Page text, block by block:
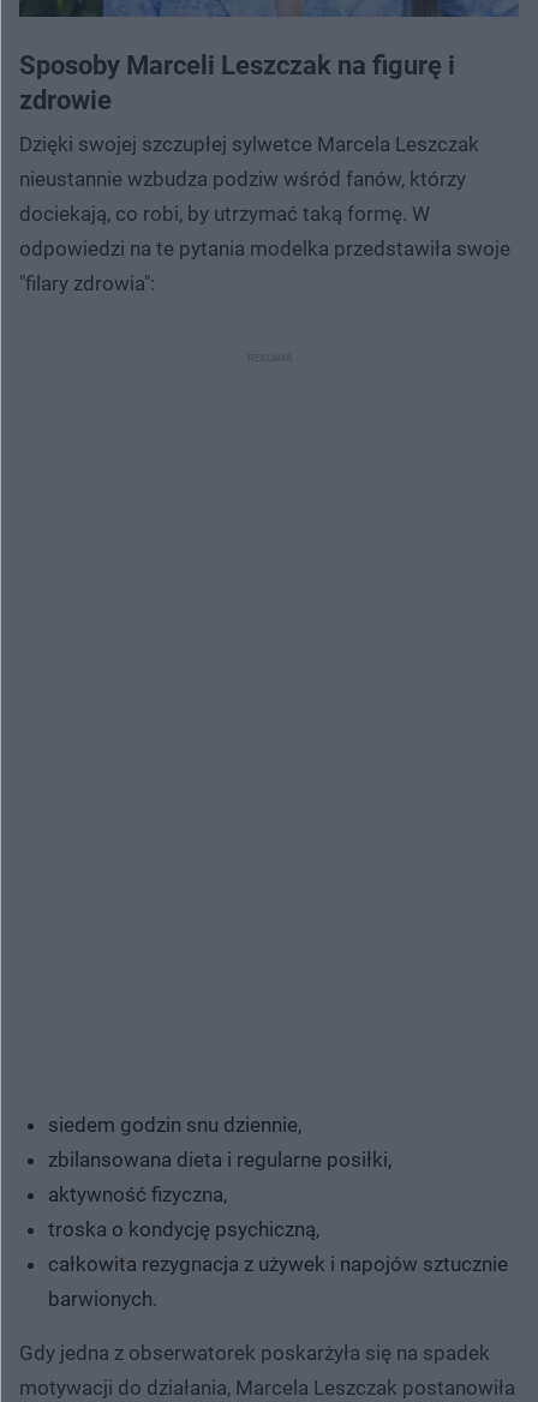
Sposoby Marceli Leszczak na figurę i
zdrowie
Dzięki swojej szczupłej sylwetce Marcela Leszczak
nieustannie wzbudza podziw wśród fanów, którzy
dociekają, co robi, by utrzymać taką formę. W
odpowiedzi na te pytania modelka przedstawiła swoje
"filary zdrowia":
siedem godzin snu dziennie,
zbilansowana dieta i regularne posiłki,
aktywność fizyczna,
troska o kondycję psychiczną,
całkowita rezygnacja z używek i napojów sztucznie
barwionych.
Gdy jedna z obserwatorek poskarżyła się na spadek
motywacji do działania, Marcela Leszczak postanowiła